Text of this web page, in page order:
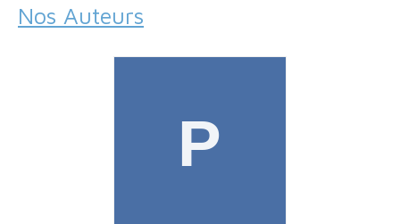
Nos Auteurs